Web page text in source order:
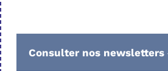
Consulter nos newsletters